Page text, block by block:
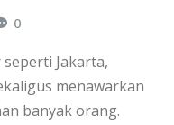
0
Jakarta,
menawarkan
banyak orang.